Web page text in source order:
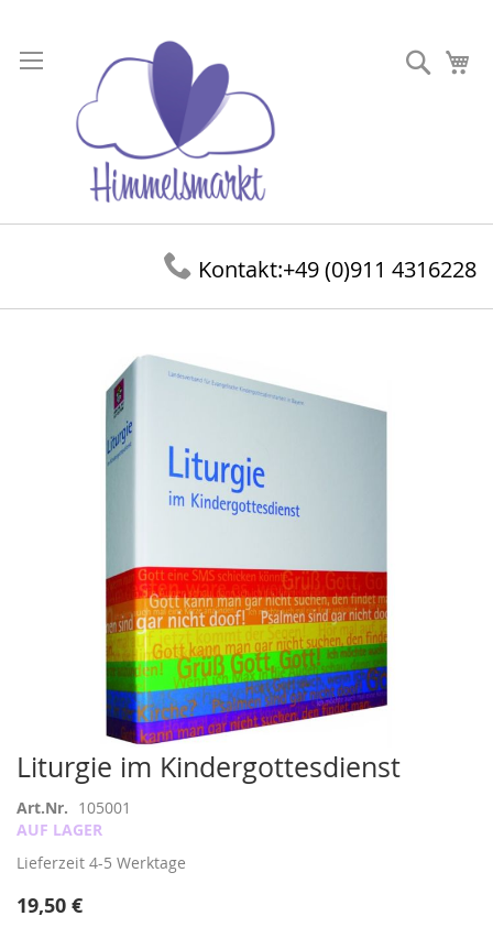
zum
Inhalt
Suche
Kontakt:+49 (0)911 4316228
Liturgie im Kindergottesdienst
Art.Nr. 105001
AUF LAGER
Lieferzeit 4-5 Werktage
19,50 €
Zum
Anfang
der
Bildergalerie